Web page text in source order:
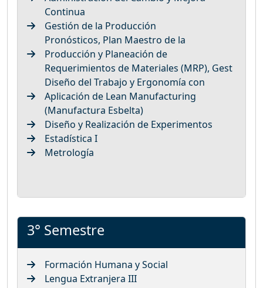
Continua
Gestión de la Producción
Pronósticos, Plan Maestro de la
Producción y Planeación de
Requerimientos de Materiales (MRP), Gest
Diseño del Trabajo y Ergonomía con
Aplicación de Lean Manufacturing
(Manufactura Esbelta)
Diseño y Realización de Experimentos
Estadística I
Metrología
3° Semestre
Formación Humana y Social
Lengua Extranjera III